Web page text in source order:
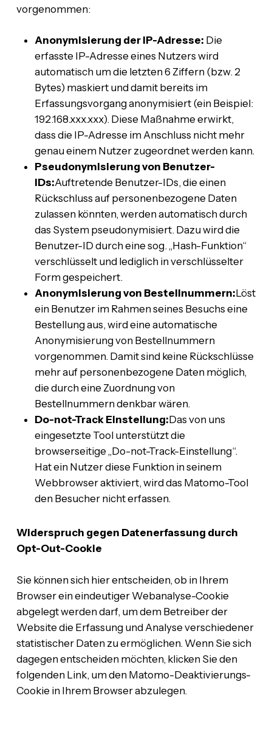
vorgenommen:
Anonymisierung der IP-Adresse: Die
erfasste IP-Adresse eines Nutzers wird
automatisch um die letzten 6 Ziffern (bzw. 2
Bytes) maskiert und damit bereits im
Erfassungsvorgang anonymisiert (ein Beispiel:
192.168.xxx.xxx). Diese Maßnahme erwirkt,
dass die IP-Adresse im Anschluss nicht mehr
genau einem Nutzer zugeordnet werden kann.
Pseudonymisierung von Benutzer-
IDs:Auftretende Benutzer-IDs, die einen
Rückschluss auf personenbezogene Daten
zulassen könnten, werden automatisch durch
das System pseudonymisiert. Dazu wird die
Benutzer-ID durch eine sog. „Hash-Funktion“
verschlüsselt und lediglich in verschlüsselter
Form gespeichert.
Anonymisierung von Bestellnummern:Löst
ein Benutzer im Rahmen seines Besuchs eine
Bestellung aus, wird eine automatische
Anonymisierung von Bestellnummern
vorgenommen. Damit sind keine Rückschlüsse
mehr auf personenbezogene Daten möglich,
die durch eine Zuordnung von
Bestellnummern denkbar wären.
Do-not-Track Einstellung:Das von uns
eingesetzte Tool unterstützt die
browserseitige „Do-not-Track-Einstellung“.
Hat ein Nutzer diese Funktion in seinem
Webbrowser aktiviert, wird das Matomo-Tool
den Besucher nicht erfassen.
Widerspruch gegen Datenerfassung durch
Opt-Out-Cookie
Sie können sich hier entscheiden, ob in Ihrem
Browser ein eindeutiger Webanalyse-Cookie
abgelegt werden darf, um dem Betreiber der
Website die Erfassung und Analyse verschiedener
statistischer Daten zu ermöglichen. Wenn Sie sich
dagegen entscheiden möchten, klicken Sie den
folgenden Link, um den Matomo-Deaktivierungs-
Cookie in Ihrem Browser abzulegen.